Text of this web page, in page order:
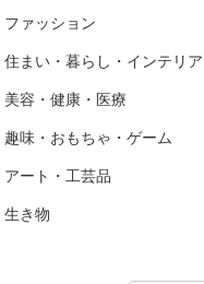
ファッション
住まい・暮らし・インテリア
美容・健康・医療
趣味・おもちゃ・ゲーム
アート・工芸品
生き物